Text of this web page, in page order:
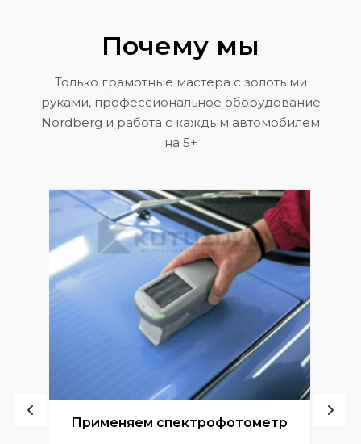
Почему мы
Только грамотные мастера с золотыми
руками, профессиональное оборудование
Nordberg и работа с каждым автомобилем
на 5+
Применяем спектрофотометр